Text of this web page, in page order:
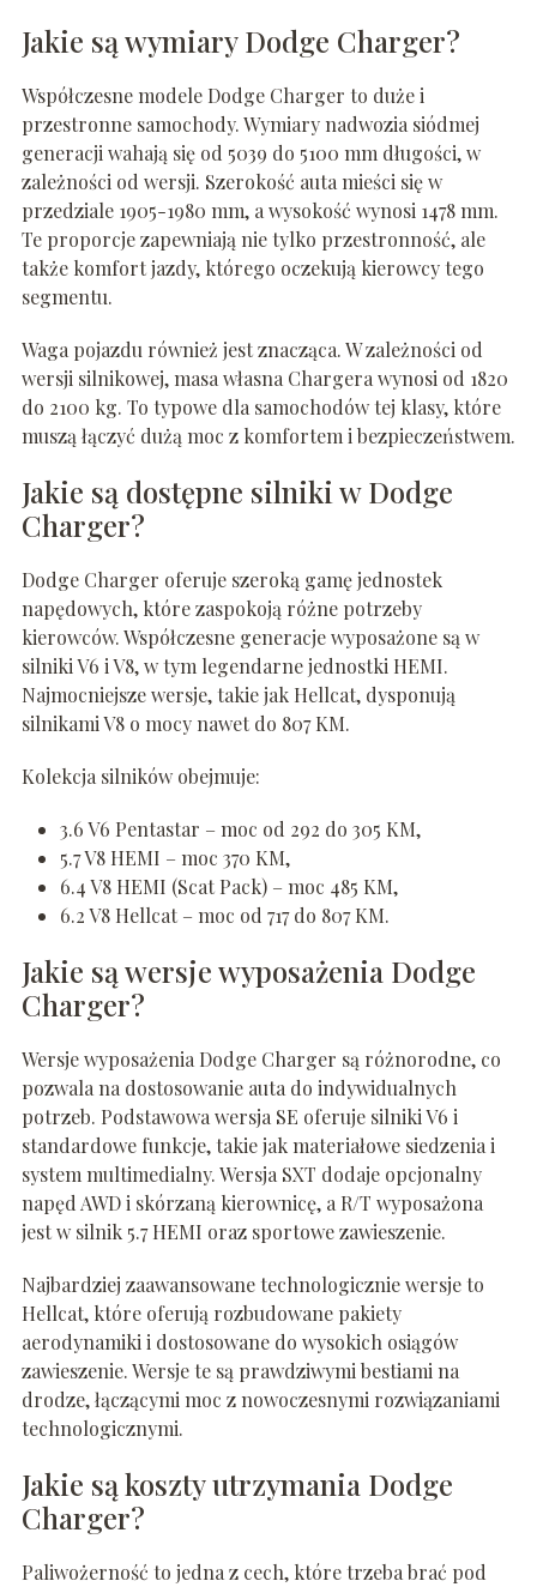
Jakie są wymiary Dodge Charger?
Współczesne modele Dodge Charger to duże i
przestronne samochody. Wymiary nadwozia siódmej
generacji wahają się od 5039 do 5100 mm długości, w
zależności od wersji. Szerokość auta mieści się w
przedziale 1905-1980 mm, a wysokość wynosi 1478 mm.
Te proporcje zapewniają nie tylko przestronność, ale
także komfort jazdy, którego oczekują kierowcy tego
segmentu.
Waga pojazdu również jest znacząca. W zależności od
wersji silnikowej, masa własna Chargera wynosi od 1820
do 2100 kg. To typowe dla samochodów tej klasy, które
muszą łączyć dużą moc z komfortem i bezpieczeństwem.
Jakie są dostępne silniki w Dodge
Charger?
Dodge Charger oferuje szeroką gamę jednostek
napędowych, które zaspokoją różne potrzeby
kierowców. Współczesne generacje wyposażone są w
silniki V6 i V8, w tym legendarne jednostki HEMI.
Najmocniejsze wersje, takie jak Hellcat, dysponują
silnikami V8 o mocy nawet do 807 KM.
Kolekcja silników obejmuje:
3.6 V6 Pentastar – moc od 292 do 305 KM,
5.7 V8 HEMI – moc 370 KM,
6.4 V8 HEMI (Scat Pack) – moc 485 KM,
6.2 V8 Hellcat – moc od 717 do 807 KM.
Jakie są wersje wyposażenia Dodge
Charger?
Wersje wyposażenia Dodge Charger są różnorodne, co
pozwala na dostosowanie auta do indywidualnych
potrzeb. Podstawowa wersja SE oferuje silniki V6 i
standardowe funkcje, takie jak materiałowe siedzenia i
system multimedialny. Wersja SXT dodaje opcjonalny
napęd AWD i skórzaną kierownicę, a R/T wyposażona
jest w silnik 5.7 HEMI oraz sportowe zawieszenie.
Najbardziej zaawansowane technologicznie wersje to
Hellcat, które oferują rozbudowane pakiety
aerodynamiki i dostosowane do wysokich osiągów
zawieszenie. Wersje te są prawdziwymi bestiami na
drodze, łączącymi moc z nowoczesnymi rozwiązaniami
technologicznymi.
Jakie są koszty utrzymania Dodge
Charger?
Paliwożerność to jedna z cech, które trzeba brać pod